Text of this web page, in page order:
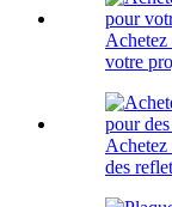
Achetez
votre
des